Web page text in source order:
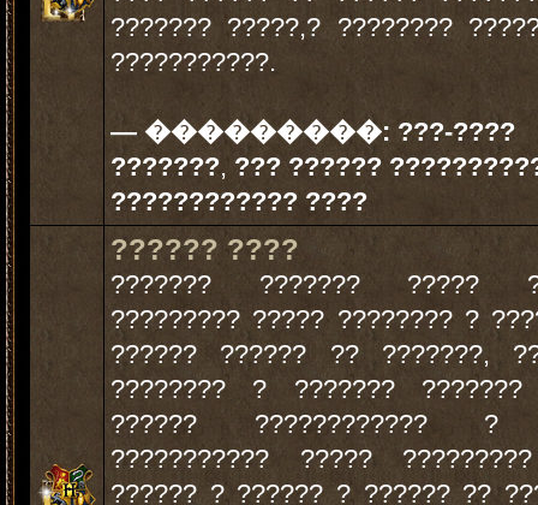
??????? ?????,? ????????
???????????.
— ���������: ???-????
???????, ??? ??????
???????????? ????
?????? ????
??????? ??????? ?????
????????? ????? ???????? ?
?????? ?????? ?? ???????,
???????? ? ??????? ???????
?????? ???????????? ?
??????????? ?????
?????? ? ?????? ? ?????? ??